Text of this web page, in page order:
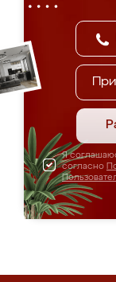
Я
согласно